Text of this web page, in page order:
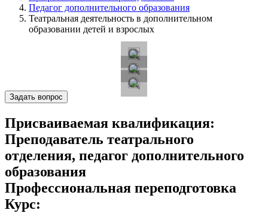
Педагог дополнительного образования
Театральная деятельность в дополнительном
образовании детей и взрослых
Задать вопрос
Присваиваемая квалификация:
Преподаватель театрального
отделения, педагог дополнительного
образования
Профессиональная переподготовка
Курс: